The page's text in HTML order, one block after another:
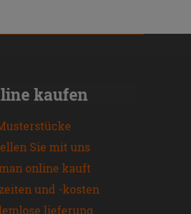
kaufen
Sie mit uns
online kauft
und -kosten
lieferung